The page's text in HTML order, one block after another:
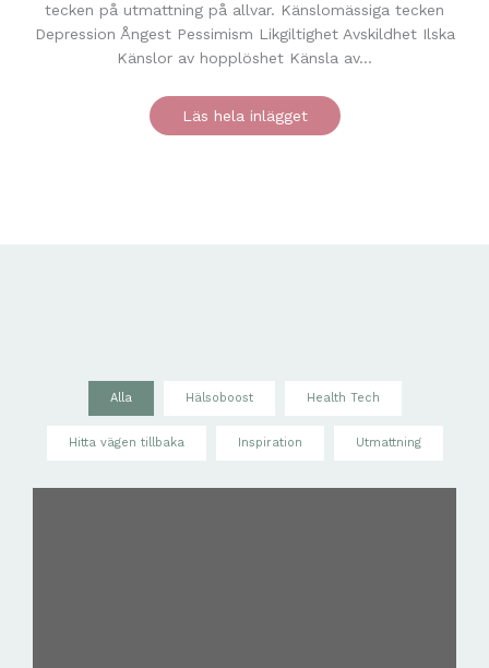
tecken på utmattning på allvar. Känslomässiga tecken
Depression Ångest Pessimism Likgiltighet Avskildhet Ilska
Känslor av hopplöshet Känsla av…
Läs hela inlägget
Alla Hälsoboost Health Tech
Hitta vägen tillbaka Inspiration Utmattning